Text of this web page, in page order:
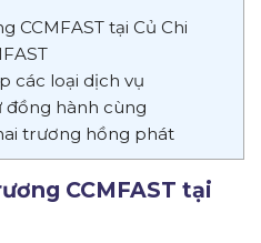
CCMFAST tại Củ Chi
các loại dịch vụ
đồng hành cùng
trương hồng phát
CCMFAST tại